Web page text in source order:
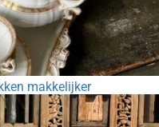
makkelijker